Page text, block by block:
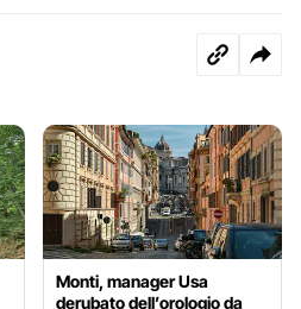
Monti, manager Usa
derubato dell’orologio da